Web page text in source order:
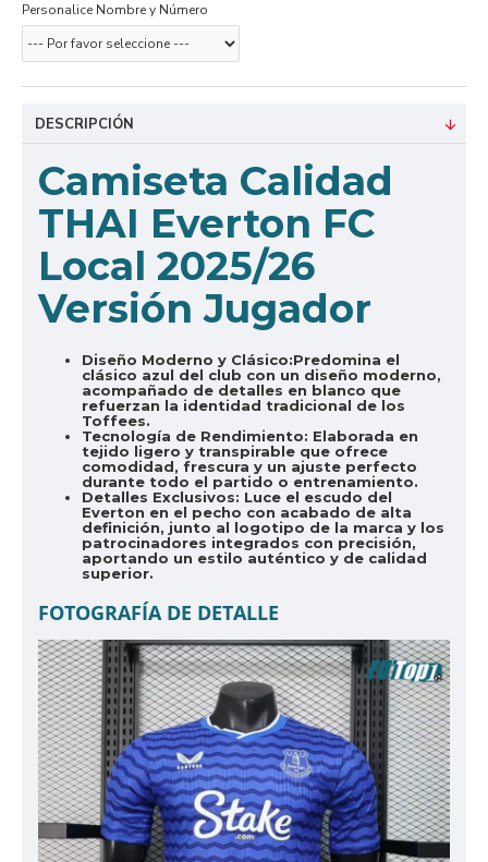
Personalice Nombre y Número
DESCRIPCIÓN
Camiseta Calidad
THAI Everton FC
Local 2025/26
Versión Jugador
Diseño Moderno y Clásico:Predomina el
clásico azul del club con un diseño moderno,
acompañado de detalles en blanco que
refuerzan la identidad tradicional de los
Toffees.
Tecnología de Rendimiento: Elaborada en
tejido ligero y transpirable que ofrece
comodidad, frescura y un ajuste perfecto
durante todo el partido o entrenamiento.
Detalles Exclusivos: Luce el escudo del
Everton en el pecho con acabado de alta
definición, junto al logotipo de la marca y los
patrocinadores integrados con precisión,
aportando un estilo auténtico y de calidad
superior.
FOTOGRAFÍA DE DETALLE